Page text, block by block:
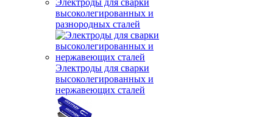
Электроды для сварки
высоколегированных и
разнородных сталей
Электроды для сварки
высоколегированных и
нержавеющих сталей